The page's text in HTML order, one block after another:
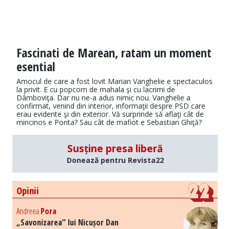
Fascinati de Marean, ratam un moment
esential
Amocul de care a fost lovit Marian Vanghelie e spectaculos
la privit. E cu popcorn de mahala şi cu lacrimi de
Dâmboviţa. Dar nu ne-a adus nimic nou. Vanghelie a
confirmat, venind din interior, informaţii despre PSD care
erau evidente şi din exterior. Vă surprinde să aflaţi cât de
mincinos e Ponta? Sau cât de mafiot e Sebastian Ghiţă?
Susține presa liberă
Donează pentru Revista22
Opinii
Andreea Pora
„Savonizarea” lui Nicușor Dan